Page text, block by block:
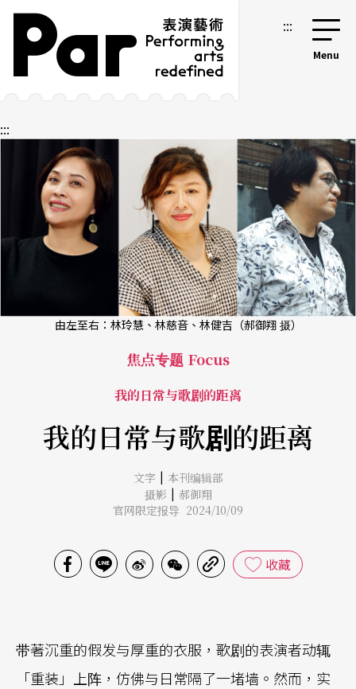
跳到主要内容区块
网站导览 :::
:::
由左至右：林玲慧、林慈音、林健吉（郝御翔 摄）
焦点专题 Focus
我的日常与歌剧的距离
我的日常与歌剧的距离
文字 | 本刊编辑部
摄影 | 郝御翔
官网限定报导 2024/10/09
收藏
带著沉重的假发与厚重的衣服，歌剧的表演者动辄
「重装」上阵，仿佛与日常隔了一堵墙。然而，实